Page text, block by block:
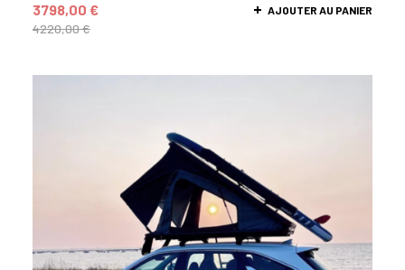
4220,00€
3798,00 € AJOUTER AU PANIER